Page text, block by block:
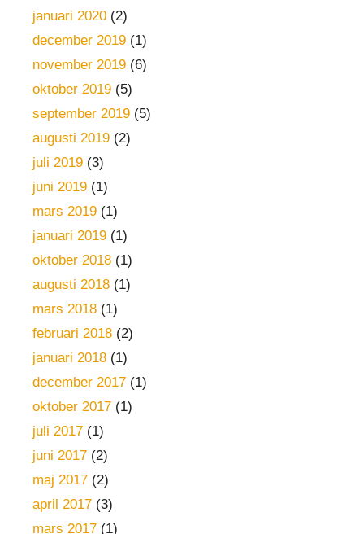
januari 2020 (2)
december 2019 (1)
november 2019 (6)
oktober 2019 (5)
september 2019 (5)
augusti 2019 (2)
juli 2019 (3)
juni 2019 (1)
mars 2019 (1)
januari 2019 (1)
oktober 2018 (1)
augusti 2018 (1)
mars 2018 (1)
februari 2018 (2)
januari 2018 (1)
december 2017 (1)
oktober 2017 (1)
juli 2017 (1)
juni 2017 (2)
maj 2017 (2)
april 2017 (3)
mars 2017 (1)